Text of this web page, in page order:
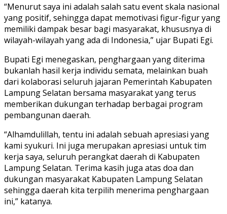
“Menurut saya ini adalah salah satu event skala nasional
yang positif, sehingga dapat memotivasi figur-figur yang
memiliki dampak besar bagi masyarakat, khususnya di
wilayah-wilayah yang ada di Indonesia,” ujar Bupati Egi.
Bupati Egi menegaskan, penghargaan yang diterima
bukanlah hasil kerja individu semata, melainkan buah
dari kolaborasi seluruh jajaran Pemerintah Kabupaten
Lampung Selatan bersama masyarakat yang terus
memberikan dukungan terhadap berbagai program
pembangunan daerah.
“Alhamdulillah, tentu ini adalah sebuah apresiasi yang
kami syukuri. Ini juga merupakan apresiasi untuk tim
kerja saya, seluruh perangkat daerah di Kabupaten
Lampung Selatan. Terima kasih juga atas doa dan
dukungan masyarakat Kabupaten Lampung Selatan
sehingga daerah kita terpilih menerima penghargaan
ini,” katanya.